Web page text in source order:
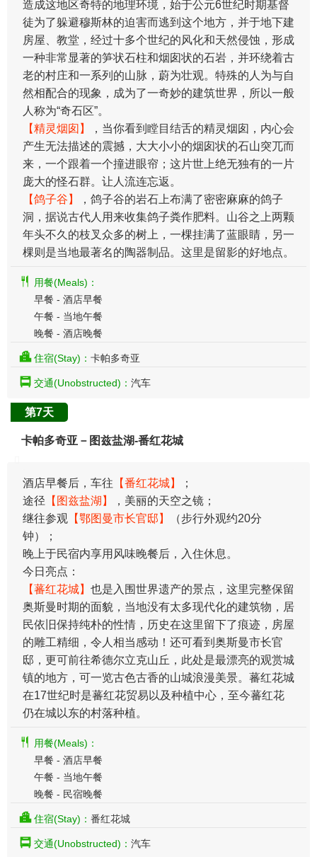
造成这地区奇特的地理环境，始于公元6世纪时期基督
徒为了躲避穆斯林的迫害而逃到这个地方，并于地下建
房屋、教堂，经过十多个世纪的风化和天然侵蚀，形成
一种非常显著的笋状石柱和烟囱状的石岩，并环绕着古
老的村庄和一系列的山脉，蔚为壮观。特殊的人为与自
然相配合的现象，成为了一奇妙的建筑世界，所以一般
人称为“奇石区”。
【精灵烟囱】
，当你看到瞠目结舌的精灵烟囱，内心会
产生无法描述的震撼，大大小小的烟囱状的石山突兀而
来，一个跟着一个撞进眼帘；这片世上绝无独有的一片
庞大的怪石群。让人流连忘返。
【鸽子谷】
，鸽子谷的岩石上布满了密密麻麻的鸽子
洞，据说古代人用来收集鸽子粪作肥料。山谷之上两颗
年头不久的枝叉众多的树上，一棵挂满了蓝眼睛，另一
棵则是当地最著名的陶器制品。这里是留影的好地点。
用餐(Meals)：
早餐 - 酒店早餐
午餐 - 当地午餐
晚餐 - 酒店晚餐
住宿(Stay)： 卡帕多奇亚
交通(Unobstructed)： 汽车
第7天
卡帕多奇亚－图兹盐湖-番红花城
酒店早餐后，车往 【番红花城】
；
途径 【图兹盐湖】
，美丽的天空之镜；
继往参观 【鄂图曼市长官邸】
（步行外观约20分
钟）；
晚上于民宿内享用风味晚餐后，入住休息。
今日亮点：
【蕃红花城】 也是入围世界遗产的景点，这里完整保留
奥斯曼时期的面貌，当地没有太多现代化的建筑物，居
民依旧保持纯朴的性情，历史在这里留下了痕迹，房屋
的雕工精细，令人相当感动！还可看到奥斯曼市长官
邸，更可前往希德尔立克山丘，此处是最漂亮的观赏城
镇的地方，可一览古色古香的山城浪漫美景。蕃红花城
在17世纪时是蕃红花贸易以及种植中心，至今蕃红花
仍在城以东的村落种植。
用餐(Meals)：
早餐 - 酒店早餐
午餐 - 当地午餐
晚餐 - 民宿晚餐
住宿(Stay)： 番红花城
交通(Unobstructed)： 汽车